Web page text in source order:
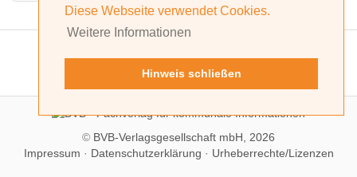
Diese Webseite verwendet Cookies.
Weitere Informationen
Hinweis schließen
© BVB-Verlagsgesellschaft mbH, 2026
Impressum · Datenschutzerklärung · Urheberrechte/Lizenzen